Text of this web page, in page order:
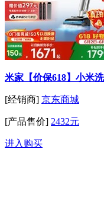
米家【价保618】小米
[经销商] 京东商城
[产品售价] 2432元
进入购买